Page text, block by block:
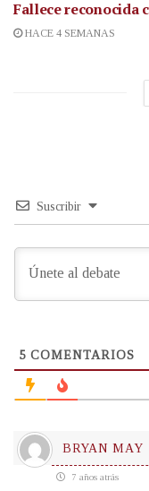
Fallece reconocida
HACE 4 SEMANAS
Suscribir
5 COMENTARIOS
BRYAN MAY
7 años atrás